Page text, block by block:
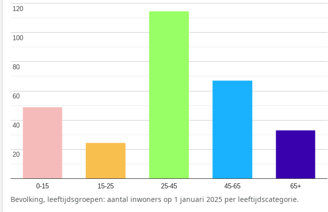
0-15 15-25 25-45 45-65 65+
20
20
40
40
60
60
80
80
100
100
120
120
Bevolking, leeftijdsgroepen: aantal inwoners op 1 januari 2025 per leeftijdscategorie.